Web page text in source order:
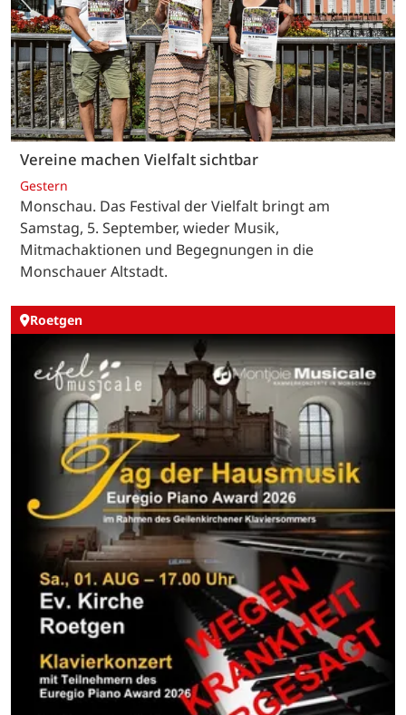
Vereine machen Vielfalt sichtbar
Gestern
Monschau. Das Festival der Vielfalt bringt am
Samstag, 5. September, wieder Musik,
Mitmachaktionen und Begegnungen in die
Monschauer Altstadt.
Roetgen